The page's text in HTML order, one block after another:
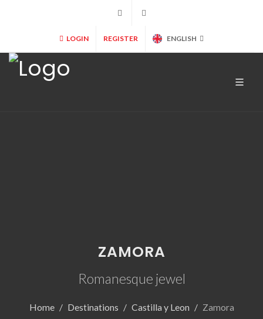
+34 902 365 000
LOGIN REGISTER ENGLISH
ZAMORA
Romanesque jewel
Home Destinations Castilla y Leon Zamora